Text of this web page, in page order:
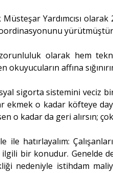
Müsteşar Yardımcısı
zorunluluk olarak hem
affına
sigorta sistemini veciz
ekmek o kadar köfteye
o kadar da geri alırsın;
ile hatırlayalım:
bir konudur. Genelde
nedeniyle istihdam